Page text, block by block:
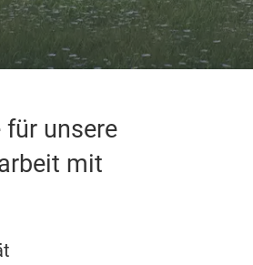
für unsere
mit